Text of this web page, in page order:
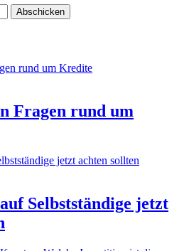
Fragen rund um
Selbstständige jetzt